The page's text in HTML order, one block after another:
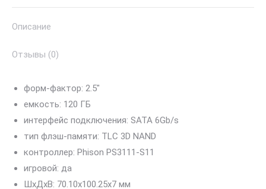
2.5"
Описание
Отзывы (0)
форм-фактор: 2.5″
емкость: 120 ГБ
интерфейс подключения: SATA 6Gb/s
тип флэш-памяти: TLC 3D NAND
контроллер: Phison PS3111-S11
игровой: да
ШхДхВ: 70.10х100.25х7 мм